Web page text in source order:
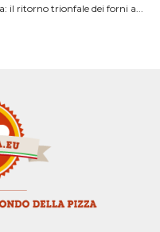
il ritorno trionfale dei forni a...